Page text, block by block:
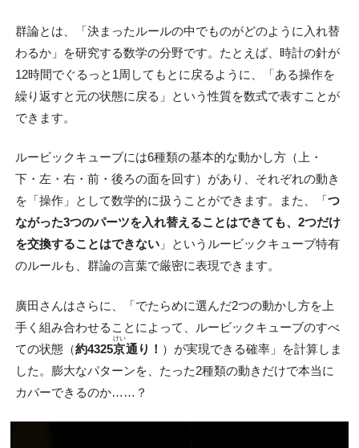
群論とは、「決まったルールの中でものがどのように入れ替
わるか」を研究する数学の分野です。たとえば、時計の針が
12時間でぐるっと1周してもとに戻るように、「ある操作を
繰り返すと元の状態に戻る」という性質を数式で表すことが
できます。
ルービックキューブには6種類の基本的な動かし方（上・
下・左・右・前・後ろの面を回す）があり、それぞれの動き
を「操作」として数学的に扱うことができます。また、「つ
ながった3つのパーツを入れ替えることはできても、2つだけ
を交換することはできない」というルービックキューブ特有
のルールも、群論の言葉で厳密に表現できます。
廣田さんはさらに、「でたらめに選んだ2つの動かし方を上
手く組み合わせることによって、ルービックキューブのすべ
ての状態（約4325京
けい
通り！ ）が実現できる確率」を計算しま
した。膨大なパターンを、たった2種類の動きだけで本当に
カバーできるのか……？